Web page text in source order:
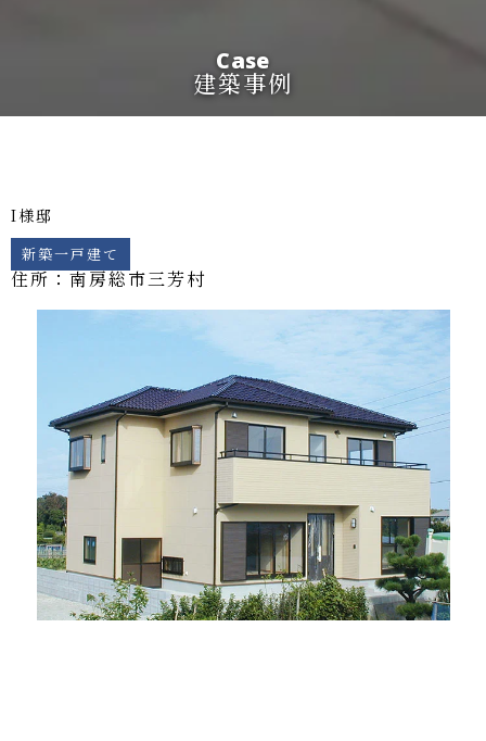
Case
建築事例
I様邸
新築一戸建て
住所：南房総市三芳村